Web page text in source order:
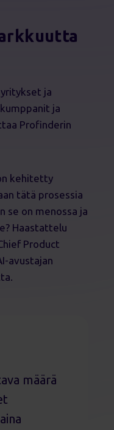
ja
ja
Profinderin
kehitetty
tätä prosessia
se on menossa ja
Haastattelu
Product
avustajan
määrä